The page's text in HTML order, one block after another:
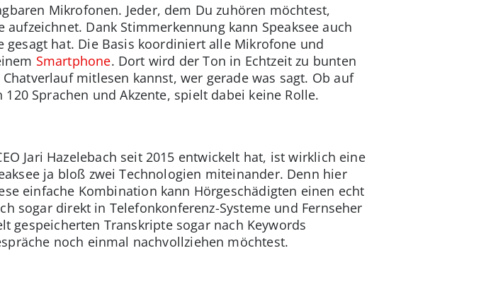
Mikrofonen. Jeder, dem Du zuhören möchtest,
aufzeichnet. Dank Stimmerkennung kann Speakseeauch
hat. Die Basis koordiniert alle Mikrofone und
Smartphone. Dort wird der Ton in Echtzeit zu bunten
mitlesen kannst, wer gerade was sagt. Ob auf
Sprachen und Akzente, spielt dabei keine Rolle.
Jari Hazelebach seit 2015 entwickelt hat, ist wirklich eine
ja bloß zwei Technologien miteinander. Denn hier
einfache Kombination kann Hörgeschädigten einen echt
sogar direkt in Telefonkonferenz-Systeme und Fernseher
gespeicherten Transkripte sogar nach Keywords
noch einmal nachvollziehen möchtest.